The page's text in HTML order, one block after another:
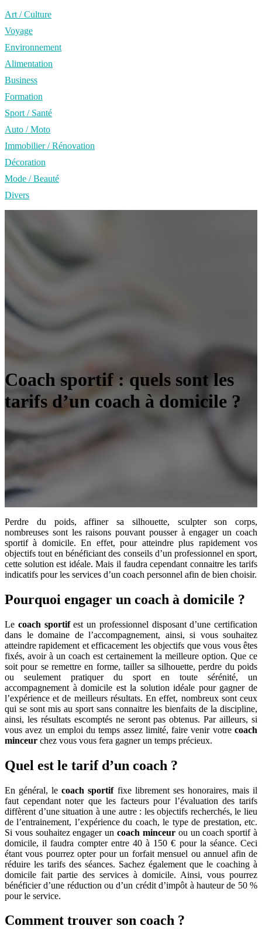
Art / Culture
Voyage
Environnement
Alimentation
Business
Formation
Sport / Santé
Auto / Moto
Immobilier / Rénovation
Décoration
Mode / Beauté
Divers
Coach sportif : quels sont les
tarifs d’un coach à domicile ?
Perdre du poids, affiner sa silhouette, sculpter son corps,
nombreuses sont les raisons pouvant pousser à engager un coach
sportif à domicile. En effet, pour atteindre plus rapidement vos
objectifs tout en bénéficiant des conseils d’un professionnel en sport,
cette solution est idéale. Mais il faudra cependant connaitre les tarifs
indicatifs pour les services d’un coach personnel afin de bien choisir.
Pourquoi engager un coach à domicile ?
Le coach sportifest un professionnel disposant d’une certification
dans le domaine de l’accompagnement, ainsi, si vous souhaitez
atteindre rapidement et efficacement les objectifs que vous vous êtes
fixés, avoir à un coach est certainement la meilleure option. Que ce
soit pour se remettre en forme, tailler sa silhouette, perdre du poids
ou seulement pratiquer du sport en toute sérénité, un
accompagnement à domicile est la solution idéale pour gagner de
l’expérience et de meilleurs résultats. En effet, nombreux sont ceux
qui se sont mis au sport sans connaitre les bienfaits de la discipline,
ainsi, les résultats escomptés ne seront pas obtenus. Par ailleurs, si
vous avez un emploi du temps assez limité, faire venir votre coach
minceur chez vous vous fera gagner un temps précieux.
Quel est le tarif d’un coach ?
En général, lecoach sportiffixe librement ses honoraires, mais il
faut cependant noter que les facteurs pour l’évaluation des tarifs
diffèrent d’une situation à une autre : les objectifs recherchés, le lieu
de l’entrainement, l’expérience du coach, le type de prestation, etc.
Si vous souhaitez engager uncoach minceurou un coach sportif à
domicile, il faudra compter entre 40 à 150 € pour la séance. Ceci
étant vous pourrez opter pour un forfait mensuel ou annuel afin de
réduire les tarifs des séances. Sachez également que le coaching à
domicile fait partie des services à domicile. Ainsi, vous pourrez
bénéficier d’une réduction ou d’un crédit d’impôt à hauteur de 50 %
pour le service.
Comment trouver son coach ?